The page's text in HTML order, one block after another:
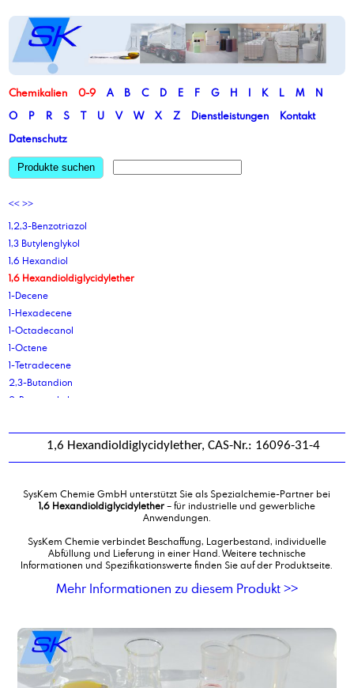
Chemikalien 0-9 A B C D E F G H I K L M
N
O
P R S T U V W X Z Dienstleistungen
Kontakt
Datenschutz
Produkte suchen
<< >>
1,2,3-Benzotriazol
1,3 Butylenglykol
1,6 Hexandiol
1,6 Hexandioldiglycidylether
1-Decene
1-Hexadecene
1-Octadecanol
1-Octene
1-Tetradecene
2,3-Butandion
2-Butoxyethylacetat
2-Ethylhexanol
2-ethylhexanol phosphatester, ethoxiliert, Natriumsalz
2-Ethylhexyl Phosphat, ethoxiliert 3 EO
2-Ethylhexylcocoat
2-Ethylhexylcocoat, destilliert
2-Ethylhexyllaurat, Pflanzlich
2-Ethylhexyloleat, Pflanzlich
2-Hydroxy-Phosphonoessigsäure
2-Mercaptobenzothiazol Natrium-Salz 50 %
3-mercapto-1,2,4-triazol
9-decensäure, Methylester
1,6 Hexandioldiglycidylether, CAS-Nr.: 16096-31-4
SysKem Chemie GmbH unterstützt Sie als Spezialchemie-Partner bei
1,6 Hexandioldiglycidylether– für industrielle und gewerbliche
Anwendungen.
SysKem Chemie verbindet Beschaffung, Lagerbestand, individuelle
Abfüllung und Lieferung in einer Hand. Weitere technische
Informationen und Spezifikationswerte finden Sie auf der Produktseite.
Mehr Informationen zu diesem Produkt >>